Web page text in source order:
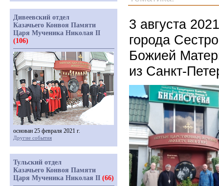
3 августа
города
Божией
из Санкт-
Дивеевский отдел
Казачьего Конвоя Памяти
Царя Мученика Николая II
(106)
основан 25 февраля 2021 г.
Другие события
Тульский отдел
Казачьего Конвоя Памяти
Царя Мученика Николая II (66)